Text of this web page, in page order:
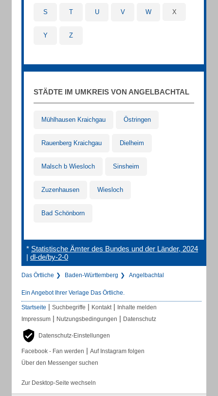
S T U V W X
Y Z
STÄDTE IM UMKREIS VON ANGELBACHTAL
Mühlhausen Kraichgau Östringen
Rauenberg Kraichgau Dielheim
Malsch b Wiesloch Sinsheim
Zuzenhausen Wiesloch
Bad Schönborn
* Statistische Ämter des Bundes und der Länder, 2024
| dl-de/by-2-0
Das Örtliche Baden-Württemberg Angelbachtal
Ein Angebot Ihrer Verlage Das Örtliche.
Startseite | Suchbegriffe | Kontakt | Inhalte melden
Impressum | Nutzungsbedingungen | Datenschutz
Datenschutz-Einstellungen
Facebook - Fan werden | Auf Instagram folgen
Über den Messenger suchen
Zur Desktop-Seite wechseln